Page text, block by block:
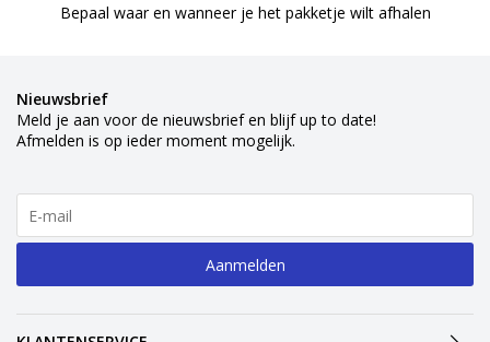
Bepaal waar en wanneer je het pakketje wilt afhalen
Nieuwsbrief
Meld je aan voor de nieuwsbrief en blijf up to date!
Afmelden is op ieder moment mogelijk.
Aanmelden